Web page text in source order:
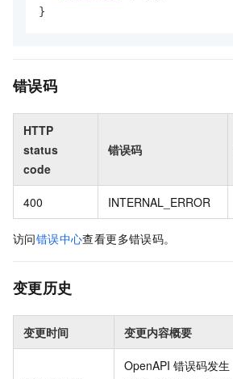
}
错误码
HTTP
status
code
错误码
400 INTERNAL_ERROR
访问错误中心查看更多错误码。
变更历史
变更时间 变更内容概要
OpenAPI 错误码发生